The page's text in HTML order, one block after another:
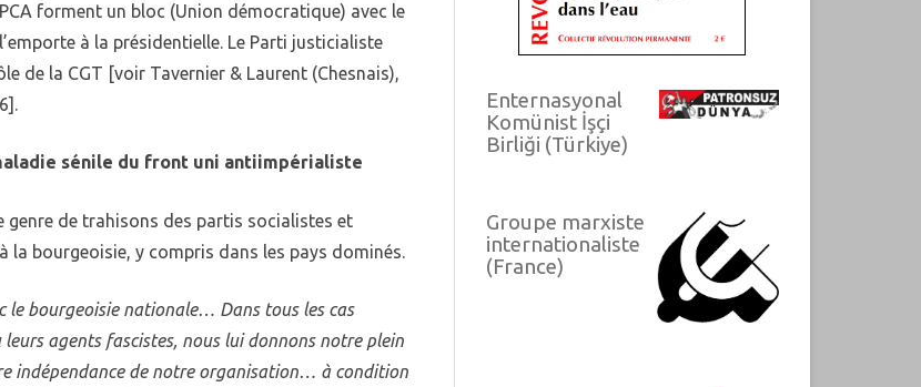
forment un bloc (Union démocratique) avec le
à la présidentielle. Le Parti justicialiste
de la CGT [voir Tavernier & Laurent (Chesnais),
sénile du front uni antiimpérialiste
genre de trahisons des partis socialistes et
bourgeoisie, y compris dans les pays dominés.
le bourgeoisie nationale… Dans tous les cas
agents fascistes, nous lui donnons notre plein
indépendance de notre organisation… à condition
Enternasyonal
Komünist İşçi
Birliği (Türkiye)
Groupe marxiste
internationaliste
(France)